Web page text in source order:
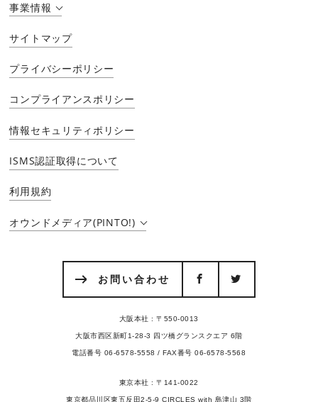
事業情報
サイトマップ
プライバシーポリシー
コンプライアンスポリシー
情報セキュリティポリシー
ISMS認証取得について
利用規約
オウンドメディア(PINTO!)
お問い合わせ
大阪本社 : 〒550-0013
大阪市西区新町1-28-3 四ツ橋グランスクエア 6階
電話番号 06-6578-5558 / FAX番号 06-6578-5568
東京本社 : 〒141-0022
東京都品川区東五反田2-5-9 CIRCLES with 島津山 3階